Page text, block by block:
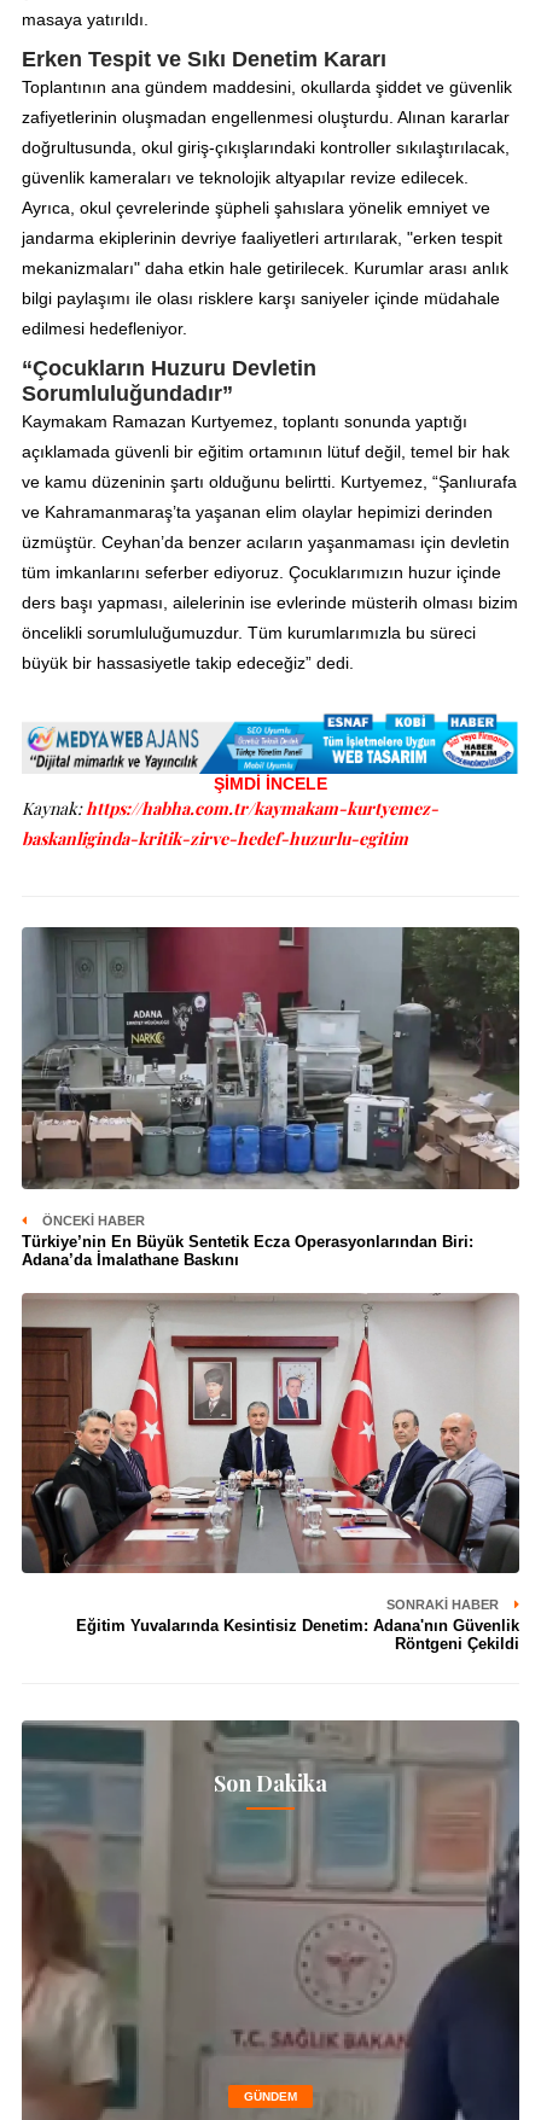
masaya yatırıldı.
Erken Tespit ve Sıkı Denetim Kararı
Toplantının ana gündem maddesini, okullarda şiddet ve güvenlik
zafiyetlerinin oluşmadan engellenmesi oluşturdu. Alınan kararlar
doğrultusunda, okul giriş-çıkışlarındaki kontroller sıkılaştırılacak,
güvenlik kameraları ve teknolojik altyapılar revize edilecek.
Ayrıca, okul çevrelerinde şüpheli şahıslara yönelik emniyet ve
jandarma ekiplerinin devriye faaliyetleri artırılarak, "erken tespit
mekanizmaları" daha etkin hale getirilecek. Kurumlar arası anlık
bilgi paylaşımı ile olası risklere karşı saniyeler içinde müdahale
edilmesi hedefleniyor.
“Çocukların Huzuru Devletin
Sorumluluğundadır”
Kaymakam Ramazan Kurtyemez, toplantı sonunda yaptığı
açıklamada güvenli bir eğitim ortamının lütuf değil, temel bir hak
ve kamu düzeninin şartı olduğunu belirtti. Kurtyemez, “Şanlıurafa
ve Kahramanmaraş’ta yaşanan elim olaylar hepimizi derinden
üzmüştür. Ceyhan’da benzer acıların yaşanmaması için devletin
tüm imkanlarını seferber ediyoruz. Çocuklarımızın huzur içinde
ders başı yapması, ailelerinin ise evlerinde müsterih olması bizim
öncelikli sorumluluğumuzdur. Tüm kurumlarımızla bu süreci
büyük bir hassasiyetle takip edeceğiz” dedi.
ŞİMDİ İNCELE
Kaynak:https://habha.com.tr/kaymakam-kurtyemez-
baskanliginda-kritik-zirve-hedef-huzurlu-egitim
ÖNCEKI HABER
Türkiye’nin En Büyük Sentetik Ecza Operasyonlarından Biri:
Adana’da İmalathane Baskını
SONRAKI HABER
Eğitim Yuvalarında Kesintisiz Denetim: Adana'nın Güvenlik
Röntgeni Çekildi
Son Dakika
GÜNDEM